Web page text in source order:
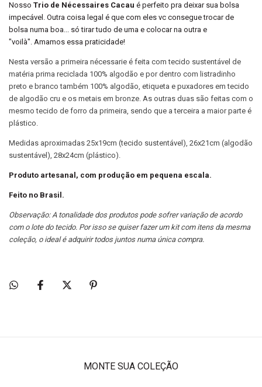
Nosso Trio de Nécessaires Cacau é perfeito pra deixar sua bolsa
impecável. Outra coisa legal é que com eles vc consegue trocar de
bolsa numa boa... só tirar tudo de uma e colocar na outra e
"voilà". Amamos essa praticidade!
Nesta versão a primeira nécessarie é feita com tecido sustentável de
matéria prima reciclada 100% algodão e por dentro com listradinho
preto e branco também 100% algodão, etiqueta e puxadores em tecido
de algodão cru e os metais em bronze. As outras duas são feitas com o
mesmo tecido de forro da primeira, sendo que a terceira a maior parte é
plástico.
Medidas aproximadas 25x19cm (tecido sustentável), 26x21cm (algodão
sustentável), 28x24cm (plástico).
Produto artesanal, com produção em pequena escala.
Feito no Brasil.
Observação: A tonalidade dos produtos pode sofrer variação de acordo
com o lote do tecido. Por isso se quiser fazer um kit com itens da mesma
coleção, o ideal é adquirir todos juntos numa única compra.
MONTE SUA COLEÇÃO